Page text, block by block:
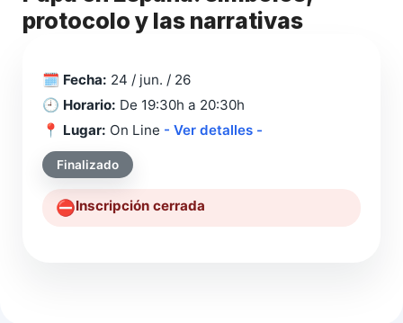
protocolo y las narrativas
🗓️ Fecha: 24 / jun. / 26
🕘 Horario: De 19:30h a 20:30h
📍 Lugar: On Line - Ver detalles -
Finalizado
⛔️Inscripción cerrada